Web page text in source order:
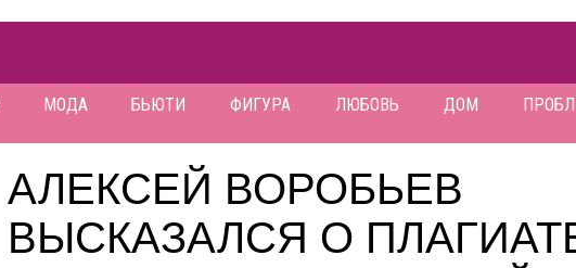
МОДА БЬЮТИ ФИГУРА ЛЮБОВЬ ДОМ
АЛЕКСЕЙ ВОРОБЬЕВ
ВЫСКАЗАЛСЯ О